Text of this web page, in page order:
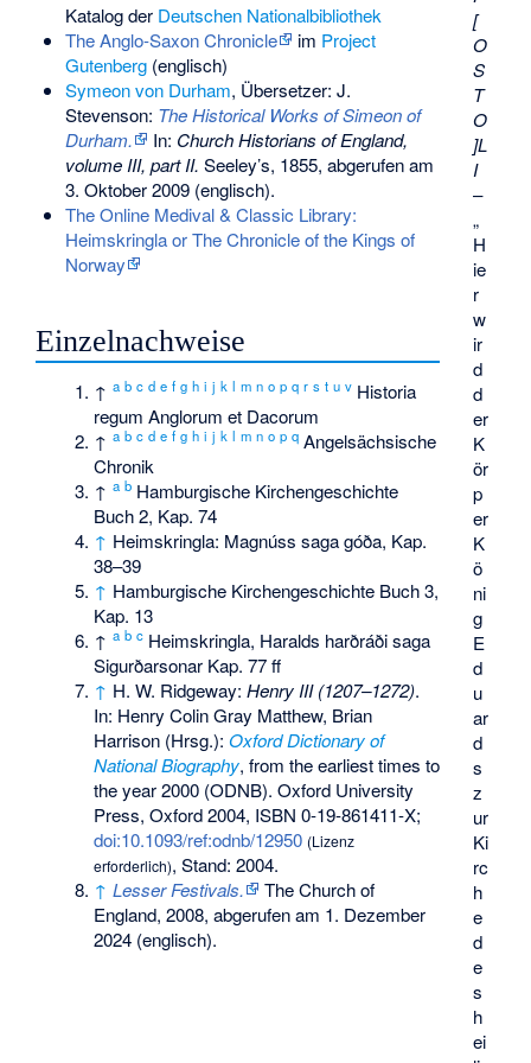
[
O
S
T
O
]L
I
–
„
H
ie
r
w
ir
d
d
er
K
ör
p
er
K
ö
ni
g
E
d
u
ar
d
s
z
ur
Ki
rc
h
e
d
e
s
h
ei
Katalog der Deutschen Nationalbibliothek
The Anglo-Saxon Chronicle
im Project
Gutenberg(englisch)
Symeon von Durham, Übersetzer: J.
Stevenson: The Historical Works of Simeon of
Durham.
In: Church Historians of England,
volume III, part II. Seeley’s, 1855, abgerufen am
3. Oktober 2009(englisch).
The Online Medival & Classic Library:
Heimskringla or The Chronicle of the Kings of
Norway
Einzelnachweise
↑a b c d e f g h i j k l m n o p q r s t u v Historia
regum Anglorum et Dacorum
↑a b c d e f g h i j k l m n o p q Angelsächsische
Chronik
↑a b Hamburgische Kirchengeschichte
Buch 2, Kap. 74
↑ Heimskringla: Magnúss saga góða, Kap.
38–39
↑ Hamburgische Kirchengeschichte Buch 3,
Kap. 13
↑a b c Heimskringla, Haralds harðráði saga
Sigurðarsonar Kap. 77 ff
↑ H. W. Ridgeway:Henry III (1207–1272).
In: Henry Colin Gray Matthew, Brian
Harrison (Hrsg.):Oxford Dictionary of
National Biography, from the earliest times to
the year 2000 (ODNB). Oxford University
Press, Oxford 2004, ISBN 0-19-861411-X;
doi:10.1093/ref:odnb/12950 (Lizenz
erforderlich), Stand: 2004.
↑ Lesser Festivals.
The Church of
England, 2008, abgerufen am 1. Dezember
2024 (englisch).